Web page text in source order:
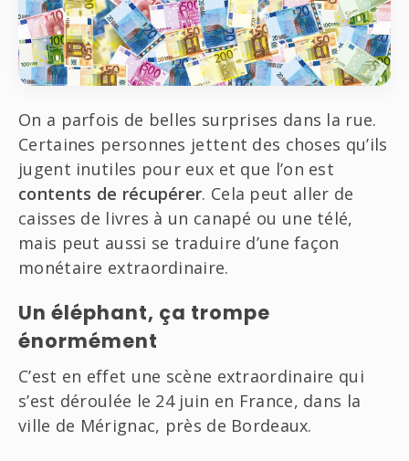
Société
Tech
On a parfois de belles surprises dans la rue.
Certaines personnes jettent des choses qu’ils
jugent inutiles pour eux et que l’on est
contents de récupérer. Cela peut aller de
caisses de livres à un canapé ou une télé,
mais peut aussi se traduire d’une façon
monétaire extraordinaire.
Un éléphant, ça trompe
énormément
C’est en effet une scène extraordinaire qui
s’est déroulée le 24 juin en France, dans la
ville de Mérignac, près de Bordeaux.